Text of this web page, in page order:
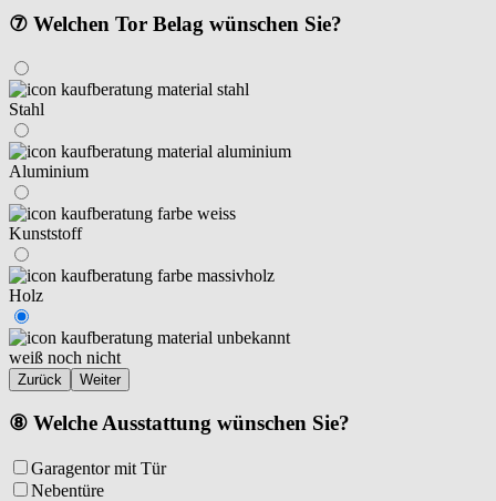
⑦ Welchen Tor Belag wünschen Sie?
Stahl
Aluminium
Kunststoff
Holz
weiß noch nicht
Zurück Weiter
⑧ Welche Ausstattung wünschen Sie?
Garagentor mit Tür
Nebentüre